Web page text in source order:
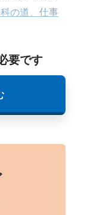
の道、仕事
要です